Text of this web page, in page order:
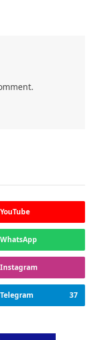
YouTube
WhatsApp
Instagram
Telegram 37